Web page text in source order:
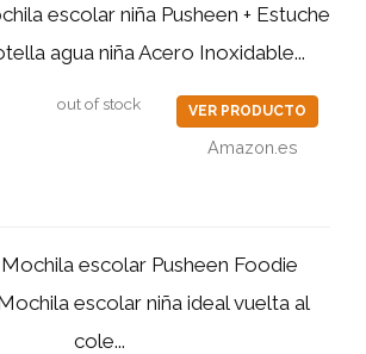
escolar niña Pusheen + Estuche
agua niña Acero Inoxidable...
out of stock VER PRODUCTO
Amazon.es
escolar Pusheen Foodie
escolar niña ideal vuelta al
cole...